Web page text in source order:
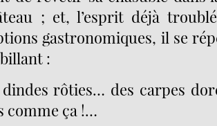
; et, l’esprit déjà
gastronomiques, il se
:
rôties… des carpes
comme ça !…